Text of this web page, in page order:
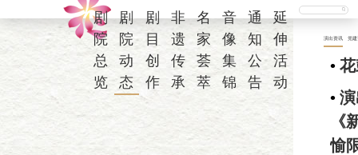
剧
院
总
览
剧
院
动
态
剧
目
创
作
非
遗
传
承
名
家
荟
萃
音
像
集
锦
通
知
公
告
延
伸
活
动
演出资讯 党建
•
•
《
愉